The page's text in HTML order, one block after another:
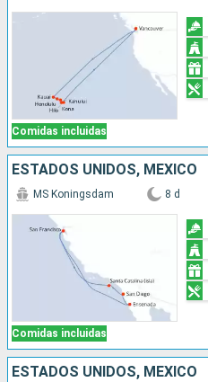
Comidas incluidas
ESTADOS UNIDOS, MÉXICO
Comidas incluidas
MS Koningsdam 8 d
ESTADOS UNIDOS, MÉXICO